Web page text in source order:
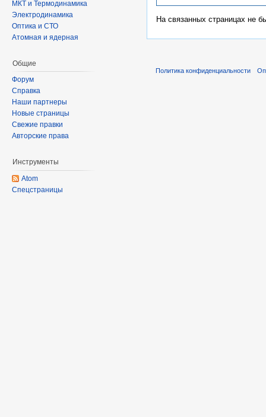
На связанных страницах не
МКТ и Термодинамика
Электродинамика
Оптика и СТО
Атомная и ядерная
Общие
Форум
Справка
Наши партнеры
Новые страницы
Свежие правки
Авторские права
Инструменты
Atom
Спецстраницы
Политика конфиденциальности